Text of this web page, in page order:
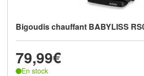
Bigoudis chauffant BABYLISS
79,99€
En stock